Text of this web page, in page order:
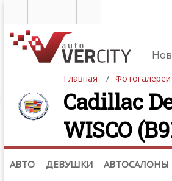
Главная Фотогалереи
Cadillac
WISCO
АВТО ДЕВУШКИ АВТОСАЛОНЫ
Автомобили
Последние добавления
Список марок
(+1102)